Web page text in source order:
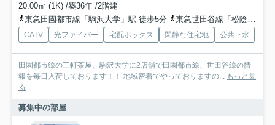
20.00㎡ (1K) /築36年 /2階建
東急田園都市線「駒沢大学」駅 徒歩5分
東急世田谷線「松陰神社前」駅 徒歩15分
CATV 光ファイバー 宅配ボックス 閑静な住宅地 公共下水
田園都市線の三軒茶屋、駒沢大学に2店舗で田園都市線、世田谷線の情
報を毎日入荷しております！！ 地域密着でやっておりますの... もっと見
る
募集中の部屋